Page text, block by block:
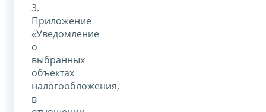
3.
Приложение
«Уведомление
о
выбранных
объектах
налогообложения,
в